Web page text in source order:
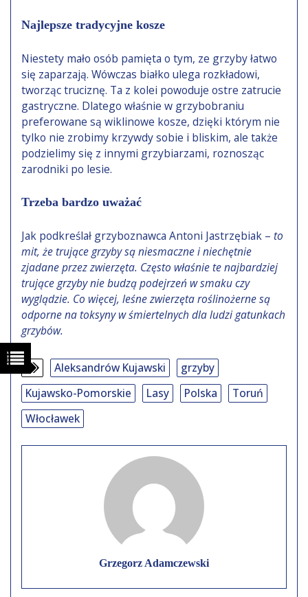
Najlepsze tradycyjne kosze
Niestety mało osób pamięta o tym, ze grzyby łatwo
się zaparzają. Wówczas białko ulega rozkładowi,
tworząc truciznę. Ta z kolei powoduje ostre zatrucie
gastryczne. Dlatego właśnie w grzybobraniu
preferowane są wiklinowe kosze, dzięki którym nie
tylko nie zrobimy krzywdy sobie i bliskim, ale także
podzielimy się z innymi grzybiarzami, roznosząc
zarodniki po lesie.
Trzeba bardzo uważać
Jak podkreślał grzyboznawca Antoni Jastrzębiak – to
mit, że trujące grzyby są niesmaczne i niechętnie
zjadane przez zwierzęta. Często właśnie te najbardziej
trujące grzyby nie budzą podejrzeń w smaku czy
wyglądzie. Co więcej, leśne zwierzęta roślinożerne są
odporne na toksyny w śmiertelnych dla ludzi gatunkach
grzybów.
Aleksandrów Kujawski
grzyby
Kujawsko-Pomorskie
Lasy Polska
Toruń
Włocławek
Grzegorz Adamczewski